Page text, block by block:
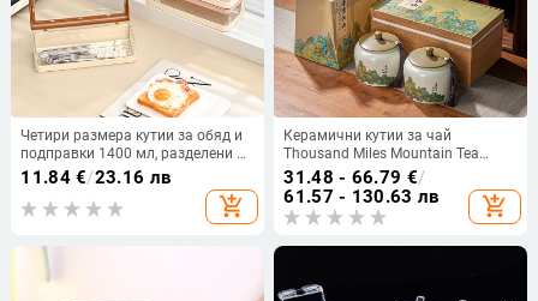
Четири размера кутии за обяд и
подправки 1400 мл, разделени на
отделения, преносими,
непропускливи, подходящи за
офис служители, клечки за
хранене и кутии за подправки
11.84€/23.16 лв
add_shopping_cart
Керамични кутии за чай
Thousand Miles Mountain Tea
Подаръчни кутии Керамични
кутии Празни подаръчни кутии
Wuyi Rock Tea Подаръци за улун
чай
31.48 - 66.79 €/
61.57 - 130.63 лв
add_shopping_cart